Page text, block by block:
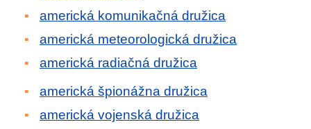
americká komunikačná družica
americká meteorologická družica
americká radiačná družica
americká špionážna družica
americká vojenská družica